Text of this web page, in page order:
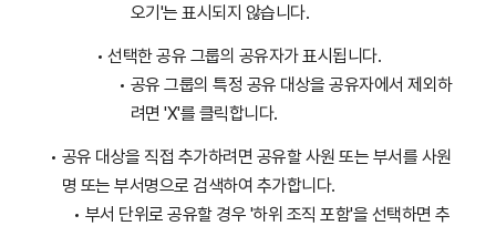
오기'는 표시되지 않습니다.
선택한 공유 그룹의 공유자가 표시됩니다.
공유 그룹의 특정 공유 대상을 공유자에서 제외하
려면 'X'를 클릭합니다.
공유 대상을 직접 추가하려면 공유할 사원 또는 부서를 사원
명 또는 부서명으로 검색하여 추가합니다.
부서 단위로 공유할 경우 '하위 조직 포함'을 선택하면 추